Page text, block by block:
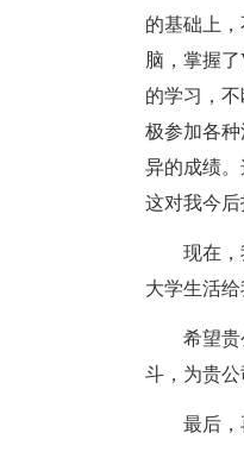
的基础上
脑，掌握
的学习，
极参加各
异的成绩
这对我今后
现在
大学生活给
希望
斗，为贵公
最后，